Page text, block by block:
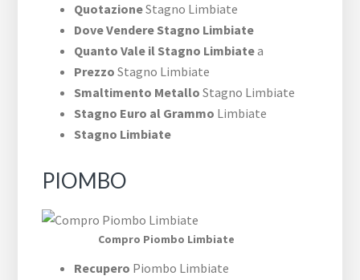
QuotazioneStagno Limbiate
Dove Vendere Stagno Limbiate
Quanto Vale il Stagno Limbiatea
Prezzo Stagno Limbiate
Smaltimento Metallo Stagno Limbiate
Stagno Euro al Grammo Limbiate
Stagno Limbiate
PIOMBO
Compro Piombo Limbiate
Recupero Piombo Limbiate